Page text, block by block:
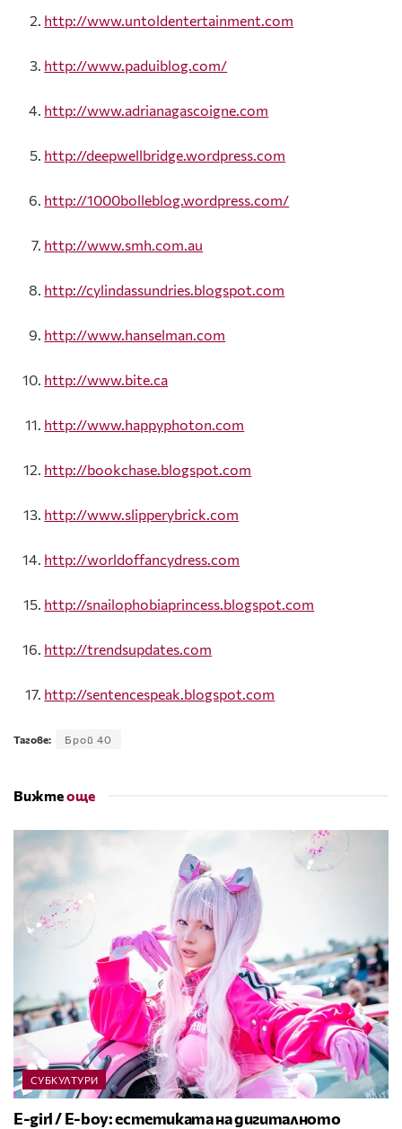
http://www.untoldentertainment.com
http://www.paduiblog.com/
http://www.adrianagascoigne.com
http://deepwellbridge.wordpress.com
http://1000bolleblog.wordpress.com/
http://www.smh.com.au
http://cylindassundries.blogspot.com
http://www.hanselman.com
http://www.bite.ca
http://www.happyphoton.com
http://bookchase.blogspot.com
http://www.slipperybrick.com
http://worldoffancydress.com
http://snailophobiaprincess.blogspot.com
http://trendsupdates.com
http://sentencespeak.blogspot.com
Тагове: Брой 40
Вижтеоще
СУБКУЛТУРИ
E-girl / E-boy: естетиката на дигиталното